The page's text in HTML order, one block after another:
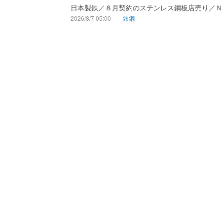
日本製鉄／８月契約のステンレス鋼板店売り／
2026/8/7 05:00 鉄鋼